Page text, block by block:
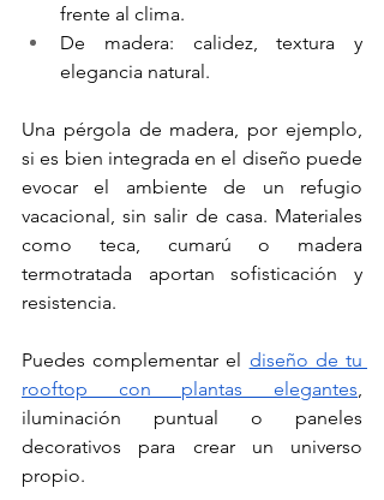
frente al clima.
De madera: calidez, textura y
elegancia natural.
Una pérgola de madera, por ejemplo,
si es bien integrada en el diseño puede
evocar el ambiente de un refugio
vacacional, sin salir de casa. Materiales
como teca, cumarú o madera
termotratada aportan sofisticación y
resistencia.
Puedes complementar el diseño de tu
rooftop con plantas elegantes,
iluminación puntual o paneles
decorativos para crear un universo
propio.